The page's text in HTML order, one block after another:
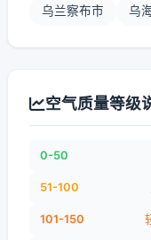
乌兰察布市 乌
空气质量等级
0-50
51-100
101-150